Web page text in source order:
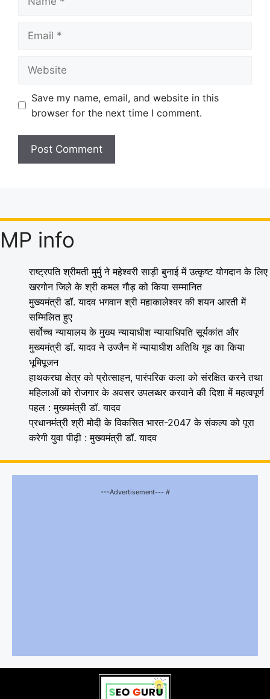
Save my name, email, and website in this
browser for the next time I comment.
MP info
राष्ट्रपति श्रीमती मुर्मु ने महेश्वरी साड़ी बुनाई में उत्कृष्ट योगदान के लिए
खरगोन जिले के श्री कमल गौड़ को किया सम्मानित
मुख्यमंत्री डॉ. यादव भगवान श्री महाकालेश्‍वर की शयन आरती में
सम्मिलित हुए
सर्वोच्च न्यायालय के मुख्‍य न्‍यायाधीश न्यायाधिपति सूर्यकांत और
मुख्यमंत्री डॉ. यादव ने उज्जैन में न्यायाधीश अतिथि गृह का किया
भूमिपूजन
हाथकरघा क्षेत्र को प्रोत्साहन, पारंपरिक कला को संरक्षित करने तथा
महिलाओं को रोजगार के अवसर उपलब्धर करवाने की दिशा में महत्वपूर्ण
पहल : मुख्यमंत्री डॉ. यादव
प्रधानमंत्री श्री मोदी के विकसित भारत-2047 के संकल्प को पूरा
करेगी युवा पीढ़ी : मुख्यमंत्री डॉ. यादव
---Advertisement--- #